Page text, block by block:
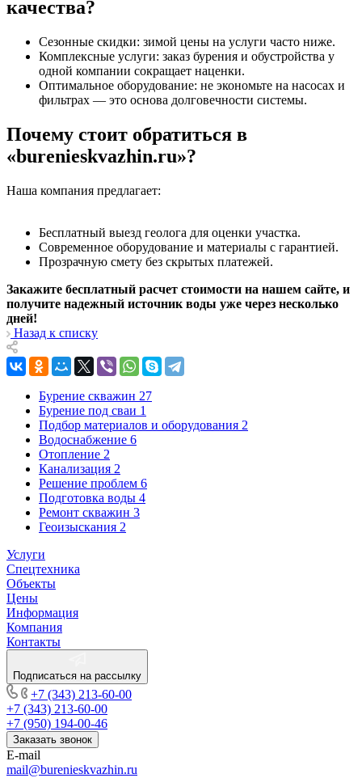
качества?
Сезонные скидки: зимой цены на услуги часто ниже.
Комплексные услуги: заказ бурения и обустройства у
одной компании сокращает наценки.
Оптимальное оборудование: не экономьте на насосах и
фильтрах — это основа долговечности системы.
Почему стоит обратиться в
«burenieskvazhin.ru»?
Наша компания предлагает:
Бесплатный выезд геолога для оценки участка.
Современное оборудование и материалы с гарантией.
Прозрачную смету без скрытых платежей.
Закажите бесплатный расчет стоимости на нашем сайте, и
получите надежный источник воды уже через несколько
дней!
Назад к списку
Бурение скважин 27
Бурение под сваи 1
Подбор материалов и оборудования 2
Водоснабжение 6
Отопление 2
Канализация 2
Решение проблем 6
Подготовка воды 4
Ремонт скважин 3
Геоизыскания 2
Услуги
Спецтехника
Объекты
Цены
Информация
Компания
Контакты
Подписаться на рассылку
+7 (343) 213-60-00
+7 (343) 213-60-00
+7 (950) 194-00-46
Заказать звонок
E-mail
mail@burenieskvazhin.ru